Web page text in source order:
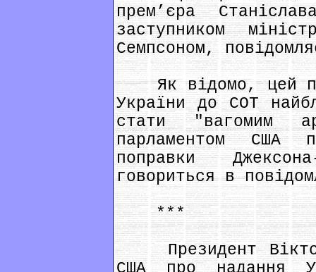
прем’єра
заступником
Семпсоном,
Як відомо, цей
України до СОТ
стати "вагомим
парламентом США
поправки
говориться в
***
Президент Віктор